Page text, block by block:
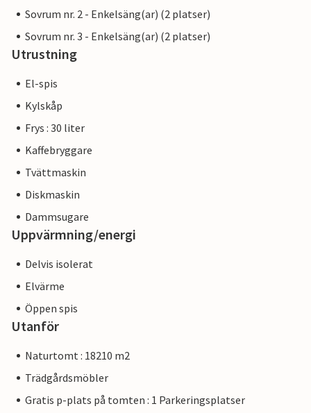
Sovrum nr. 2 - Enkelsäng(ar) (2 platser)
Sovrum nr. 3 - Enkelsäng(ar) (2 platser)
Utrustning
El-spis
Kylskåp
Frys : 30 liter
Kaffebryggare
Tvättmaskin
Diskmaskin
Dammsugare
Uppvärmning/energi
Delvis isolerat
Elvärme
Öppen spis
Utanför
Naturtomt : 18210 m2
Trädgårdsmöbler
Gratis p-plats på tomten : 1 Parkeringsplatser